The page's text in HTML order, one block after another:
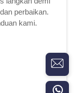
perbaikan.
kami.